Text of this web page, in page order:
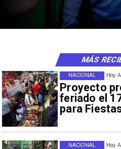
Hoy
Proyecto
feriado el
para
NACIONAL
Hoy
NACIONAL
MÁS